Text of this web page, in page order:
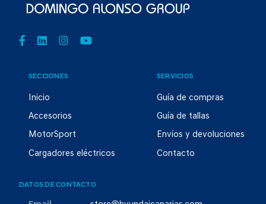
SECCIONES
Inicio
Accesorios
MotorSport
Cargadores eléctricos
SERVICIOS
Guía de compras
Guía de tallas
Envíos y devoluciones
Contacto
DATOS DE CONTACTO